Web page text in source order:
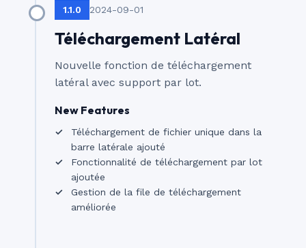
1.1.0 2024-09-01
Téléchargement Latéral
Nouvelle fonction de téléchargement
latéral avec support par lot.
New Features
Téléchargement de fichier unique dans la
barre latérale ajouté
Fonctionnalité de téléchargement par lot
ajoutée
Gestion de la file de téléchargement
améliorée